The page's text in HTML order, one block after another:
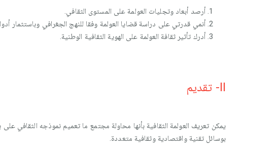
أرصد أبعاد وتجليات العولمة على المستوى الثقافي.
أنمي قدرتي على دراسة قضايا العولمة وفقا للنهج الجغرافي وباستثمار
أدرك تأثير ثقافة العولمة على الهوية الثقافية الوطنية.
II- تقديم
يمكن تعريف العولمة الثقافية بأنها محاولة مجتمع ما تعميم نموذجه الثقافي على
بوسائل تقنية واقتصادية وثقافية متعددة.